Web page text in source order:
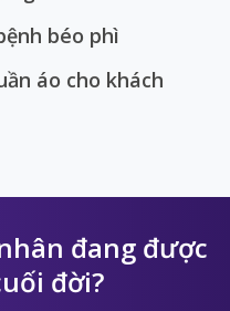
béo phì
áo cho khách
đang được
đời?